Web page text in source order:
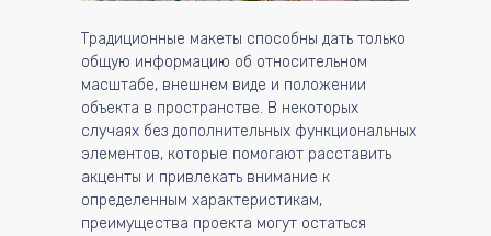
Традиционные макеты способны дать только
общую информацию об относительном
масштабе, внешнем виде и положении
объекта в пространстве. В некоторых
случаях без дополнительных функциональных
элементов, которые помогают расставить
акценты и привлекать внимание к
определенным характеристикам,
преимущества проекта могут остаться